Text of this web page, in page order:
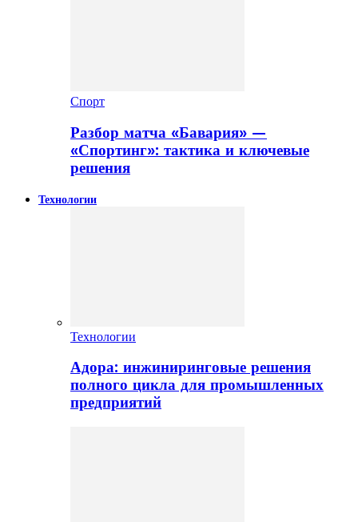
Спорт
Разбор матча «Бавария» —
«Спортинг»: тактика и ключевые
решения
Технологии
Технологии
Адора: инжиниринговые решения
полного цикла для промышленных
предприятий